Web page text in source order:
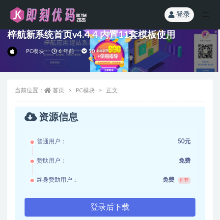
登录
梓航新系统首页v4.4.4 内置11套模板使用
PC模块 6 年前 50
当前位置： 首页 PC模块 正文
资源信息
普通用户： 50元
赞助用户： 免费
终身赞助用户： 免费 推荐
登录后下载